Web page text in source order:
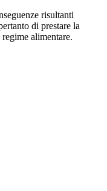
risultanti
di prestare la
alimentare.